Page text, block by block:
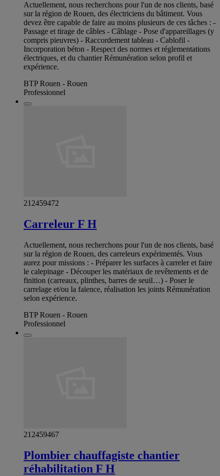
Actuellement, nous recherchons pour l'un de nos clients, basé
sur la région de Rouen, des électriciens du bâtiment. Vous
devez être capable de faire au moins plusieurs de ces tâches : -
Passage et tirage de câbles - Câblage - Pose d'appareillages (y
compris pieuvres) - Raccordement tableau - Cablofil -
Incorporation béton - Respect des normes et réglementations
électriques, et du chantier Rémunération selon profil et
expérience.
BTP Rouen - Rouen
Professionnel
212459472
Carreleur F H
Actuellement, nous recherchons pour l'un de nos clients, basé
sur la région de Rouen, des carreleurs expérimentés. Vous
aurez pour missions : - Préparer les surfaces à carreler et faire
le calepinage - Découper les matériaux de revêtements et de
finition (carreaux, plinthes, barres de seuil…) - Poser le
carrelage et/ou la faïence, réalisation les joints Rémunération
selon expérience.
BTP Rouen - Rouen
Professionnel
212459467
Plombier chauffagiste chantier
réhabilitation F H